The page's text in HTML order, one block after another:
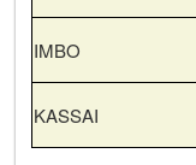
IMBO
KASSAI